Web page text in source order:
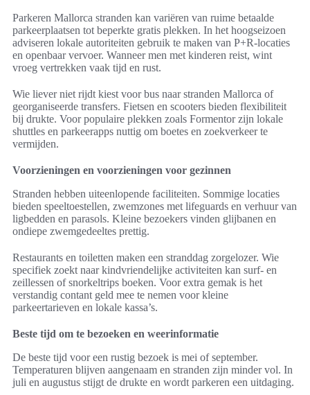
Parkeren Mallorca stranden kan variëren van ruime betaalde
parkeerplaatsen tot beperkte gratis plekken. In het hoogseizoen
adviseren lokale autoriteiten gebruik te maken van P+R-locaties
en openbaar vervoer. Wanneer men met kinderen reist, wint
vroeg vertrekken vaak tijd en rust.
Wie liever niet rijdt kiest voor bus naar stranden Mallorca of
georganiseerde transfers. Fietsen en scooters bieden flexibiliteit
bij drukte. Voor populaire plekken zoals Formentor zijn lokale
shuttles en parkeerapps nuttig om boetes en zoekverkeer te
vermijden.
Voorzieningen en voorzieningen voor gezinnen
Stranden hebben uiteenlopende faciliteiten. Sommige locaties
bieden speeltoestellen, zwemzones met lifeguards en verhuur van
ligbedden en parasols. Kleine bezoekers vinden glijbanen en
ondiepe zwemgedeeltes prettig.
Restaurants en toiletten maken een stranddag zorgelozer. Wie
specifiek zoekt naar kindvriendelijke activiteiten kan surf- en
zeillessen of snorkeltrips boeken. Voor extra gemak is het
verstandig contant geld mee te nemen voor kleine
parkeertarieven en lokale kassa’s.
Beste tijd om te bezoeken en weerinformatie
De beste tijd voor een rustig bezoek is mei of september.
Temperaturen blijven aangenaam en stranden zijn minder vol. In
juli en augustus stijgt de drukte en wordt parkeren een uitdaging.